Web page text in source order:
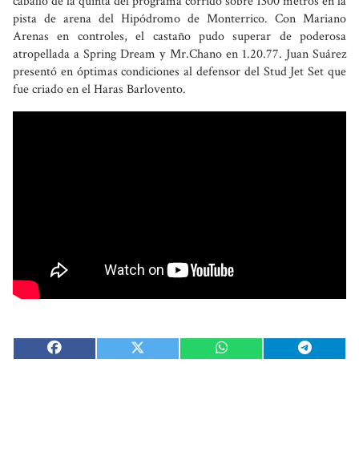
pista de arena del Hipódromo de Monterrico. Con Mariano
Arenas en controles, el castaño pudo superar de poderosa
atropellada a Spring Dream y Mr.Chano en 1.20.77. Juan Suárez
presentó en óptimas condiciones al defensor del Stud Jet Set que
fue criado en el Haras Barlovento.